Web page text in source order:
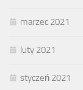
marzec 2021
luty 2021
styczeń 2021